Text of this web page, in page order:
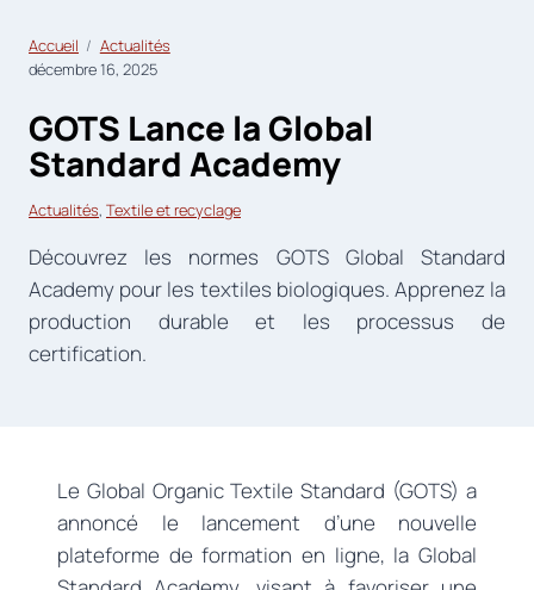
Accueil
Actualités
décembre 16, 2025
GOTS Lance la Global
Standard Academy
Actualités, Textile et recyclage
Découvrez les normes GOTS Global Standard
Academy pour les textiles biologiques. Apprenez la
production durable et les processus de
certification.
Le Global Organic Textile Standard (GOTS) a
annoncé le lancement d’une nouvelle
plateforme de formation en ligne, la Global